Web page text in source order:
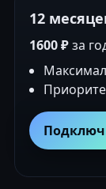
12
1600 ₽за